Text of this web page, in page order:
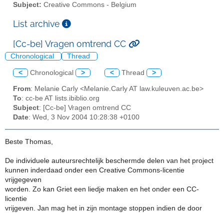
Subject: Creative Commons - Belgium
List archive
[Cc-be] Vragen omtrend CC
Chronological Thread
< Chronological > < Thread >
From: Melanie Carly <Melanie.Carly AT law.kuleuven.ac.be>
To: cc-be AT lists.ibiblio.org
Subject: [Cc-be] Vragen omtrend CC
Date: Wed, 3 Nov 2004 10:28:38 +0100
Beste Thomas,
De individuele auteursrechtelijk beschermde delen van het project
kunnen inderdaad onder een Creative Commons-licentie
vrijgegeven
worden. Zo kan Griet een liedje maken en het onder een CC-
licentie
vrijgeven. Jan mag het in zijn montage stoppen indien de door